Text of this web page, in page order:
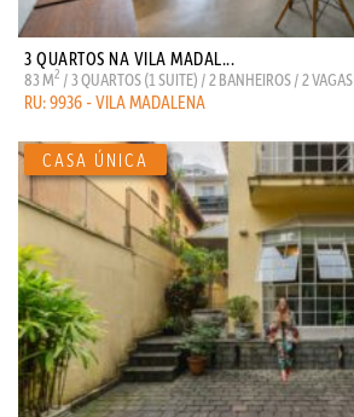
3 QUARTOS NA VILA MADAL...
83 M2 / 3 QUARTOS (1 SUITE) / 2 BANHEIROS / 2 VAGAS
RU: 9936 - VILA MADALENA